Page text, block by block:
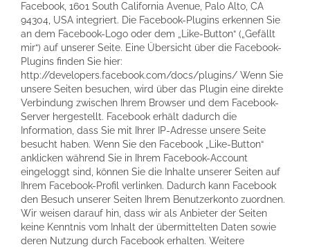
Facebook, 1601 South California Avenue, Palo Alto, CA
94304, USA integriert. Die Facebook-Plugins erkennen Sie
an dem Facebook-Logo oder dem „Like-Button“ („Gefällt
mir“) auf unserer Seite. Eine Übersicht über die Facebook-
Plugins finden Sie hier:
http://developers.facebook.com/docs/plugins/ Wenn Sie
unsere Seiten besuchen, wird über das Plugin eine direkte
Verbindung zwischen Ihrem Browser und dem Facebook-
Server hergestellt. Facebook erhält dadurch die
Information, dass Sie mit Ihrer IP-Adresse unsere Seite
besucht haben. Wenn Sie den Facebook „Like-Button“
anklicken während Sie in Ihrem Facebook-Account
eingeloggt sind, können Sie die Inhalte unserer Seiten auf
Ihrem Facebook-Profil verlinken. Dadurch kann Facebook
den Besuch unserer Seiten Ihrem Benutzerkonto zuordnen.
Wir weisen darauf hin, dass wir als Anbieter der Seiten
keine Kenntnis vom Inhalt der übermittelten Daten sowie
deren Nutzung durch Facebook erhalten. Weitere